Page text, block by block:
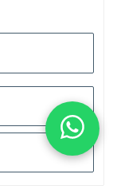
Versand- &